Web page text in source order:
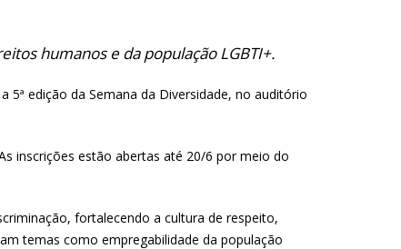
humanos e da população LGBTI+.
5ª edição da Semana da Diversidade, no auditório
inscrições estão abertas até 20/6 por meio do
fortalecendo a cultura de respeito,
temas como empregabilidade da população